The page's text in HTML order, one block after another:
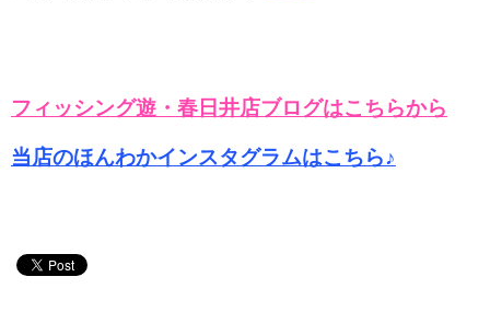
フィッシング遊・春日井店ブログはこちらから
当店のほんわかインスタグラムはこちら♪